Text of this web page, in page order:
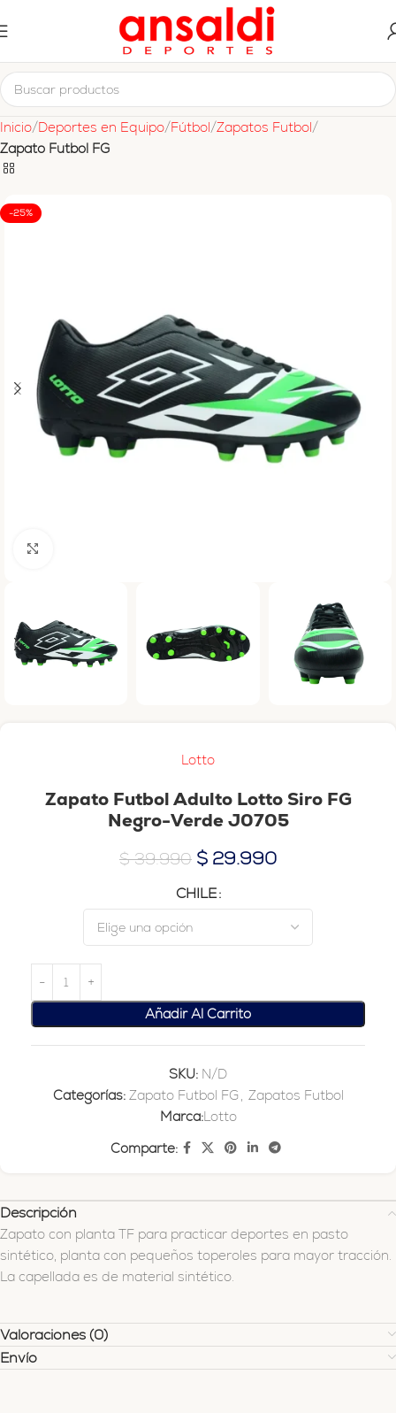
Inicio Deportes en Equipo Fútbol Zapatos Futbol
Zapato Futbol FG
-25%
Lotto
Zapato Futbol Adulto Lotto Siro FG
Negro-Verde J0705
$39.990 $ 29.990
CHILE
Añadir Al Carrito
SKU: N/D
Categorías: Zapato Futbol FG, Zapatos Futbol
Marca:Lotto
Comparte:
Descripción
Zapato con planta TF para practicar deportes en pasto
sintético, planta con pequeños toperoles para mayor tracción.
La capellada es de material sintético.
Valoraciones (0)
Envío